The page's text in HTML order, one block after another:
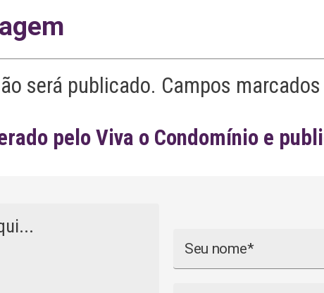
será publicado. Campos
pelo Viva o Condomínio e